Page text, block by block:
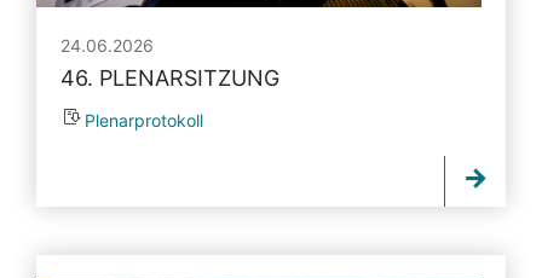
24.06.2026
46. PLENARSITZUNG
Plenarprotokoll